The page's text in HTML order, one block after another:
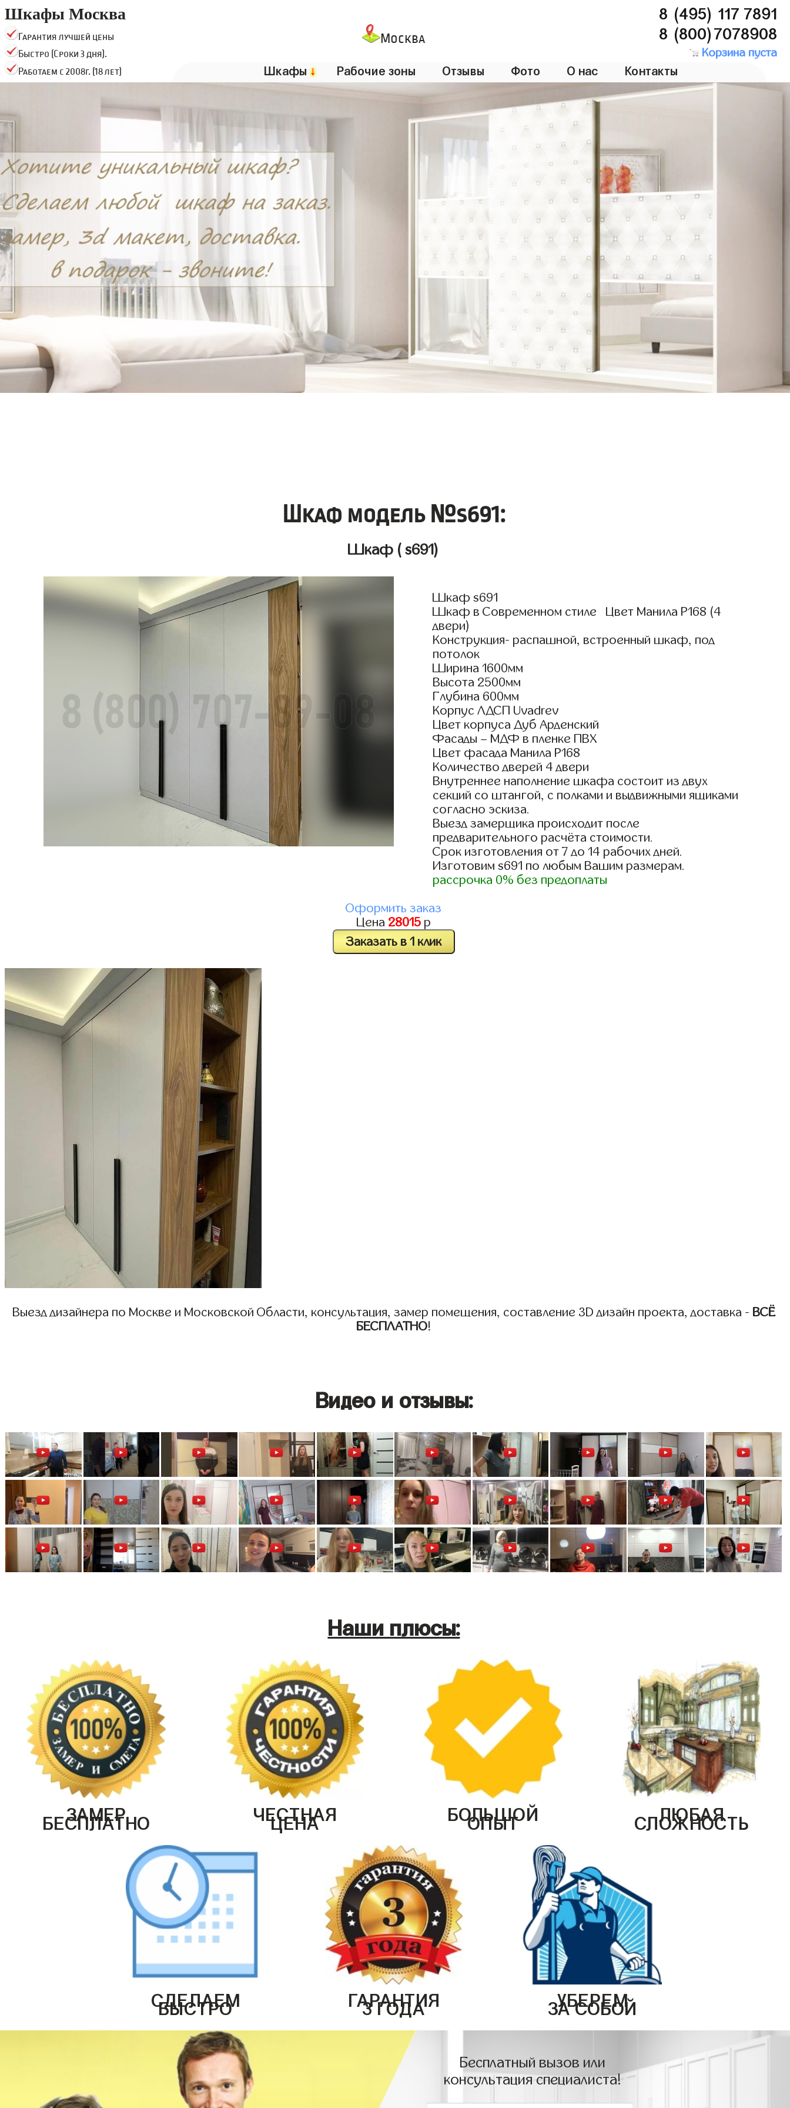
Шкафы Москва
Гарантия лучшей цены
Быстро (Сроки 3 дня).
Работаем с 2008г. (18 лет)
Москва
8 (495) 117 7891
8 (800)7078908
Корзина пуста
Шкафы↓ Рабочие зоны Отзывы Фото О нас Контакты
Шкаф модель №s691:
Шкаф ( s691)
Шкаф s691
Шкаф в Современном стиле Цвет Манила Р168 (4
двери)
Конструкция- распашной, встроенный шкаф, под
потолок
Ширина 1600мм
Высота 2500мм
Глубина 600мм
Корпус ЛДСП Uvadrev
Цвет корпуса Дуб Арденский
Фасады – МДФ в пленке ПВХ
Цвет фасада Манила Р168
Количество дверей 4 двери
Внутреннее наполнение шкафа состоит из двух
секций со штангой, с полками и выдвижными ящиками
согласно эскиза.
Выезд замерщика происходит после
предварительного расчёта стоимости.
Срок изготовления от 7 до 14 рабочих дней.
Изготовим s691 по любым Вашим размерам.
рассрочка 0% без предоплаты
Оформить заказ
Цена 28015 р
Заказать в 1 клик
Выезд дизайнера по Москве и Московской Области, консультация, замер помещения, составление 3D дизайн проекта, доставка - ВСЁ
БЕСПЛАТНО!
Видео и отзывы:
Наши плюсы:
ЗАМЕР
БЕСПЛАТНО ЧЕСТНАЯ
ЦЕНА БОЛЬШОЙ
ОПЫТ ЛЮБАЯ
СЛОЖНОСТЬ
СДЕЛАЕМ
БЫСТРО ГАРАНТИЯ
3 ГОДА УБЕРЕМ
ЗА СОБОЙ
Бесплатный вызов или
консультация специалиста!